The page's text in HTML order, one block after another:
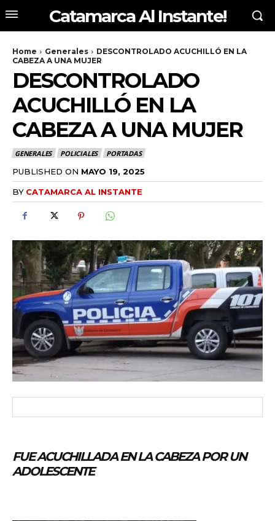
Catamarca Al Instante!
Home Generales
DESCONTROLADO ACUCHILLÓ EN LA
CABEZA A UNA MUJER
DESCONTROLADO
ACUCHILLÓ EN LA
CABEZA A UNA MUJER
GENERALES POLICIALES PORTADAS
PUBLISHED ON MAYO 19, 2025
BY CATAMARCA AL INSTANTE
FUE ACUCHILLADA EN LA CABEZA POR UN
ADOLESCENTE